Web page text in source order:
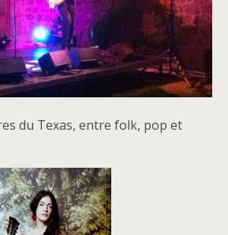
du Texas, entre folk, pop et